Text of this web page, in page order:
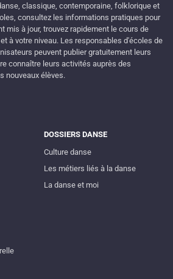
classique, contemporaine, folklorique et
consultez les informations pratiques pour
mis à jour, trouvez rapidement le cours de
à votre niveau. Les responsables d'écoles de
peuvent publier gratuitement leurs
connaître leurs activités auprès des
nouveaux élèves.
DOSSIERS DANSE
Culture danse
Les métiers liés à la danse
La danse et moi